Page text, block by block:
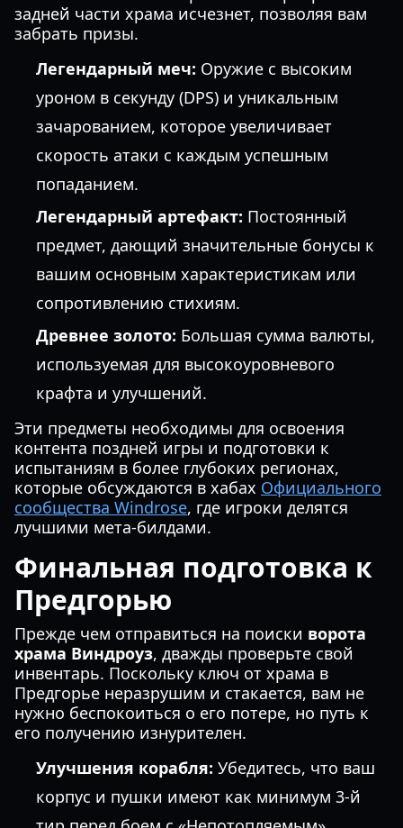
задней части храма исчезнет, позволяя вам
забрать призы.
Легендарный меч: Оружие с высоким
уроном в секунду (DPS) и уникальным
зачарованием, которое увеличивает
скорость атаки с каждым успешным
попаданием.
Легендарный артефакт: Постоянный
предмет, дающий значительные бонусы к
вашим основным характеристикам или
сопротивлению стихиям.
Древнее золото: Большая сумма валюты,
используемая для высокоуровневого
крафта и улучшений.
Эти предметы необходимы для освоения
контента поздней игры и подготовки к
испытаниям в более глубоких регионах,
которые обсуждаются в хабах Официального
сообщества Windrose, где игроки делятся
лучшими мета-билдами.
Финальная подготовка к
Предгорью
Прежде чем отправиться на поиски ворота
храма Виндроуз, дважды проверьте свой
инвентарь. Поскольку ключ от храма в
Предгорье неразрушим и стакается, вам не
нужно беспокоиться о его потере, но путь к
его получению изнурителен.
Улучшения корабля: Убедитесь, что ваш
корпус и пушки имеют как минимум 3-й